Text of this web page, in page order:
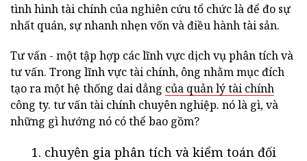
tình hình tài chính của nghiên cứu tổ chức là để đo sự
nhất quán, sự nhanh nhẹn vốn và điều hành tài sản.
Tư vấn - một tập hợp các lĩnh vực dịch vụ phân tích và
tư vấn. Trong lĩnh vực tài chính, ông nhằm mục đích
tạo ra một hệ thống dai dẳng của quản lý tài chính
công ty. tư vấn tài chính chuyên nghiệp. nó là gì, và
những gì hướng nó có thể bao gồm?
chuyên gia phân tích và kiểm toán đối